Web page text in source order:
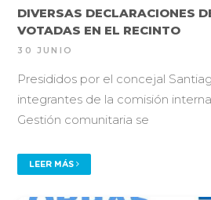
DIVERSAS DECLARACIONES
VOTADAS EN EL RECINTO
30 JUNIO
Presididos por el concejal
integrantes de la comisión
Gestión comunitaria se
LEER MÁS